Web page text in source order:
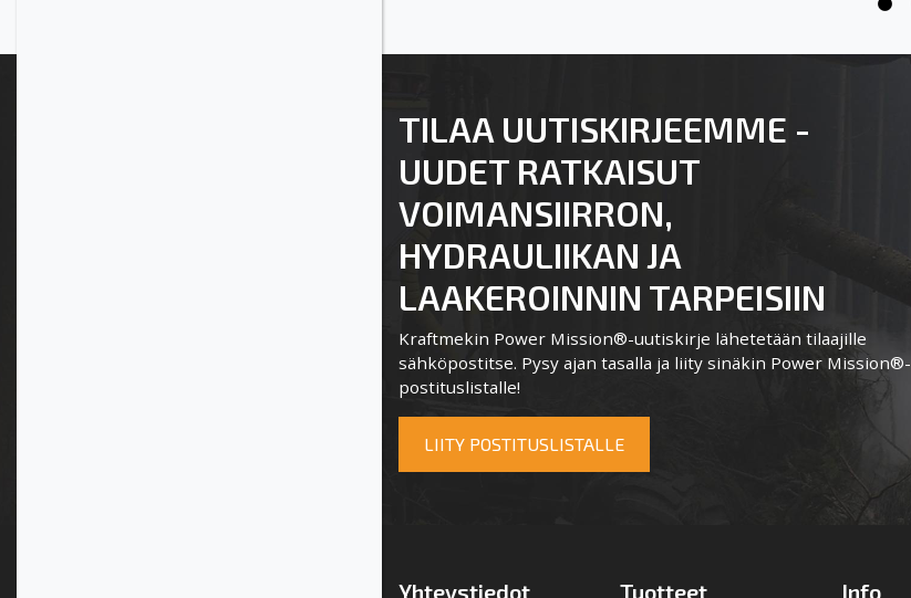
TILAA UUTISKIRJEEMME -
UUDET RATKAISUT
VOIMANSIIRRON,
HYDRAULIIKAN JA
LAAKEROINNIN TARPEISIIN
Kraftmekin Power Mission®-uutiskirje lähetetään tilaajille
sähköpostitse. Pysy ajan tasalla ja liity sinäkin Power Mission®-
postituslistalle!
LIITY POSTITUSLISTALLE
Yhteystiedot Tuotteet Info